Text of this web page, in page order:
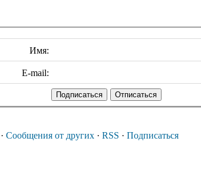
Имя:
E-mail:
· Сообщения от других · RSS · Подписаться